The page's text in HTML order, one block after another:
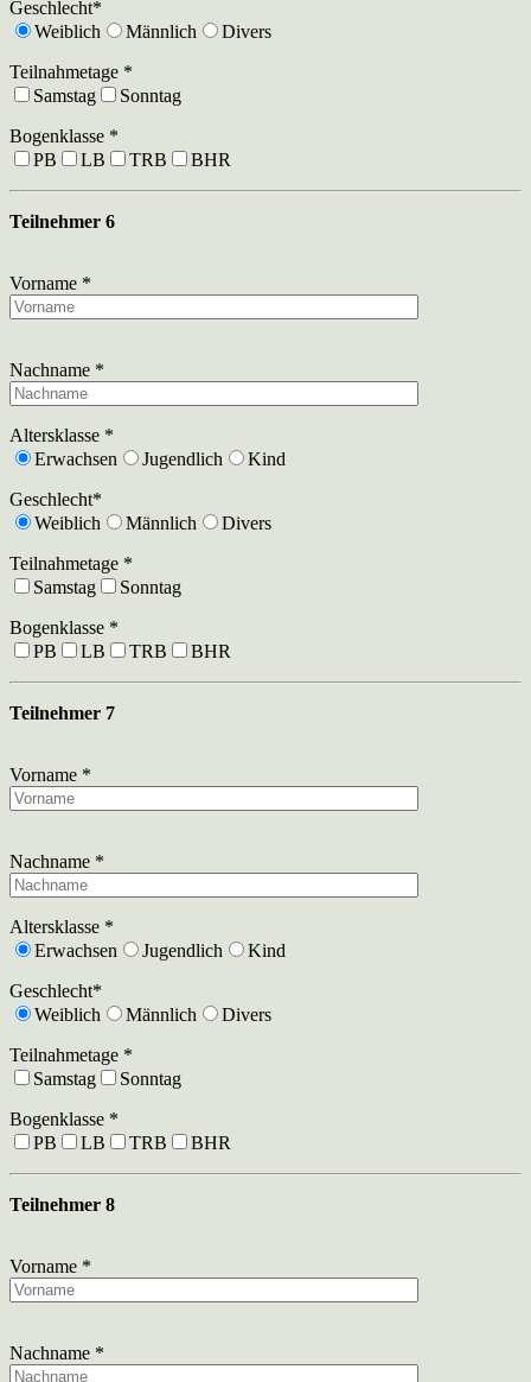
Geschlecht*
Weiblich
Männlich
Divers
Teilnahmetage *
Samstag
Sonntag
Bogenklasse *
PB
LB TRB BHR
Teilnehmer 6
Vorname *
Nachname *
Altersklasse *
Erwachsen
Jugendlich
Kind
Geschlecht*
Weiblich
Männlich
Divers
Teilnahmetage *
Samstag
Sonntag
Bogenklasse *
PB
LB TRB BHR
Teilnehmer 7
Vorname *
Nachname *
Altersklasse *
Erwachsen
Jugendlich
Kind
Geschlecht*
Weiblich
Männlich
Divers
Teilnahmetage *
Samstag
Sonntag
Bogenklasse *
PB
LB TRB BHR
Teilnehmer 8
Vorname *
Nachname *